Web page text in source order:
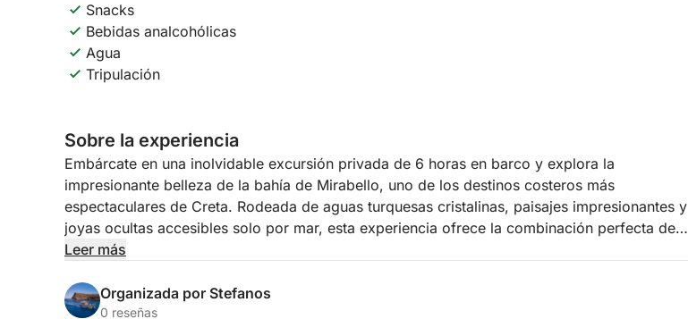
Snacks
Bebidas analcohólicas
Agua
Tripulación
Sobre la experiencia
Embárcate en una inolvidable excursión privada de 6 horas en barco y explora la
impresionante belleza de la bahía de Mirabello, uno de los destinos costeros más
espectaculares de Creta. Rodeada de aguas turquesas cristalinas, paisajes impresionantes y
joyas ocultas accesibles solo por mar, esta experiencia ofrece la combinación perfecta de
relax, aventura y belleza natural.
Durante el crucero, tendrás la oportunidad de descubrir calas solitarias, playas vírgenes y
rincones pintorescos a lo largo de la costa. Disfruta de refrescantes paradas para nadar en
Leer más
Organizada por Stefanos
0 reseñas